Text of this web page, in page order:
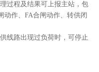
过程及结果可上报主站，包
动作、FA合闸动作、转供闭
线路出现过负荷时，可停止